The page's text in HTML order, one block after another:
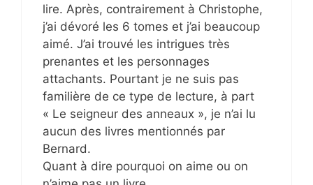
lire. Après, contrairement à Christophe,
j’ai dévoré les 6 tomes et j’ai beaucoup
aimé. J’ai trouvé les intrigues très
prenantes et les personnages
attachants. Pourtant je ne suis pas
familière de ce type de lecture, à part
« Le seigneur des anneaux », je n’ai lu
aucun des livres mentionnés par
Bernard.
Quant à dire pourquoi on aime ou on